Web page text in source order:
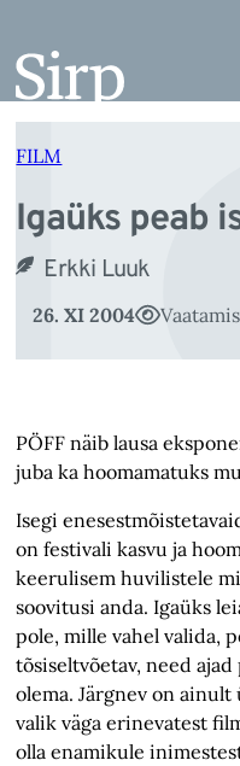
juurde
FILM
Igaüks peab
Erkki Luuk
26. XI 2004
PÖFF näib lausa
juba ka hoomamatuks
Isegi
on festivali kasvu ja
keerulisem huvilistele
soovitusi anda. Igaüks
pole, mille vahel valida,
tõsiseltvõetav, need
olema. Järgnev on
valik väga erinevatest
olla enamikule